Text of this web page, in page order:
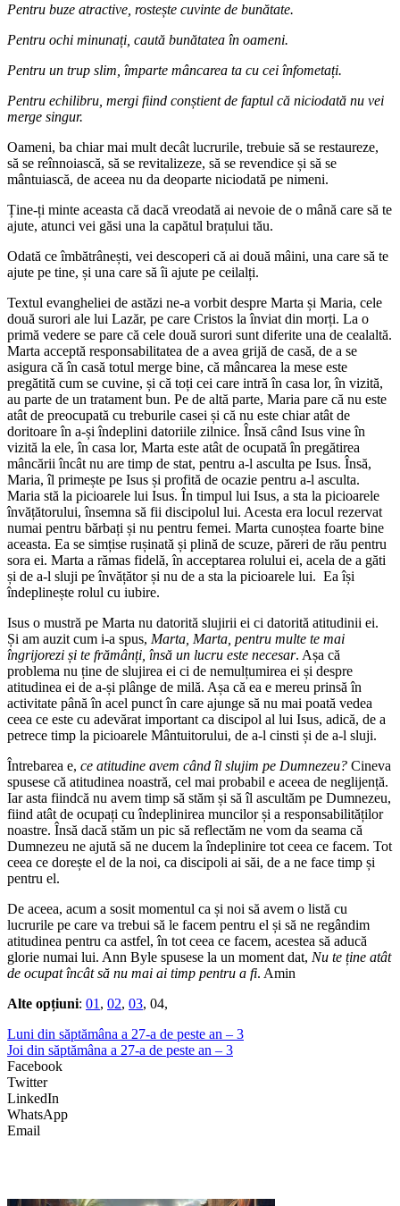
Pentru buze atractive, rostește cuvinte de bunătate.
Pentru ochi minunați, caută bunătatea în oameni.
Pentru un trup slim, împarte mâncarea ta cu cei înfometați.
Pentru echilibru, mergi fiind conștient de faptul că niciodată nu vei
merge singur.
Oameni, ba chiar mai mult decât lucrurile, trebuie să se restaureze,
să se reînnoiască, să se revitalizeze, să se revendice și să se
mântuiască, de aceea nu da deoparte niciodată pe nimeni.
Ține-ți minte aceasta că dacă vreodată ai nevoie de o mână care să te
ajute, atunci vei găsi una la capătul brațului tău.
Odată ce îmbătrânești, vei descoperi că ai două mâini, una care să te
ajute pe tine, și una care să îi ajute pe ceilalți.
Textul evangheliei de astăzi ne-a vorbit despre Marta și Maria, cele
două surori ale lui Lazăr, pe care Cristos la înviat din morți. La o
primă vedere se pare că cele două surori sunt diferite una de cealaltă.
Marta acceptă responsabilitatea de a avea grijă de casă, de a se
asigura că în casă totul merge bine, că mâncarea la mese este
pregătită cum se cuvine, și că toți cei care intră în casa lor, în vizită,
au parte de un tratament bun. Pe de altă parte, Maria pare că nu este
atât de preocupată cu treburile casei și că nu este chiar atât de
doritoare în a-și îndeplini datoriile zilnice. Însă când Isus vine în
vizită la ele, în casa lor, Marta este atât de ocupată în pregătirea
mâncării încât nu are timp de stat, pentru a-l asculta pe Isus. Însă,
Maria, îl primește pe Isus și profită de ocazie pentru a-l asculta.
Maria stă la picioarele lui Isus. În timpul lui Isus, a sta la picioarele
învățătorului, însemna să fii discipolul lui. Acesta era locul rezervat
numai pentru bărbați și nu pentru femei. Marta cunoștea foarte bine
aceasta. Ea se simțise rușinată și plină de scuze, păreri de rău pentru
sora ei. Marta a rămas fidelă, în acceptarea rolului ei, acela de a găti
și de a-l sluji pe învățător și nu de a sta la picioarele lui. Ea își
îndeplinește rolul cu iubire.
Isus o mustră pe Marta nu datorită slujirii ei ci datorită atitudinii ei.
Și am auzit cum i-a spus, Marta, Marta, pentru multe te mai
îngrijorezi și te frămânți, însă un lucru este necesar. Așa că
problema nu ține de slujirea ei ci de nemulțumirea ei și despre
atitudinea ei de a-și plânge de milă. Așa că ea e mereu prinsă în
activitate până în acel punct în care ajunge să nu mai poată vedea
ceea ce este cu adevărat important ca discipol al lui Isus, adică, de a
petrece timp la picioarele Mântuitorului, de a-l cinsti și de a-l sluji.
Întrebarea e, ce atitudine avem când îl slujim pe Dumnezeu? Cineva
spusese că atitudinea noastră, cel mai probabil e aceea de neglijență.
Iar asta fiindcă nu avem timp să stăm și să îl ascultăm pe Dumnezeu,
fiind atât de ocupați cu îndeplinirea muncilor și a responsabilităților
noastre. Însă dacă stăm un pic să reflectăm ne vom da seama că
Dumnezeu ne ajută să ne ducem la îndeplinire tot ceea ce facem. Tot
ceea ce dorește el de la noi, ca discipoli ai săi, de a ne face timp și
pentru el.
De aceea, acum a sosit momentul ca și noi să avem o listă cu
lucrurile pe care va trebui să le facem pentru el și să ne regândim
atitudinea pentru ca astfel, în tot ceea ce facem, acestea să aducă
glorie numai lui. Ann Byle spusese la un moment dat, Nu te ține atât
de ocupat încât să nu mai ai timp pentru a fi. Amin
Alte opțiuni: 01 , 02, 03, 04,
Luni din săptămâna a 27-a de peste an – 3
Joi din săptămâna a 27-a de peste an – 3
Facebook
Twitter
LinkedIn
WhatsApp
Email